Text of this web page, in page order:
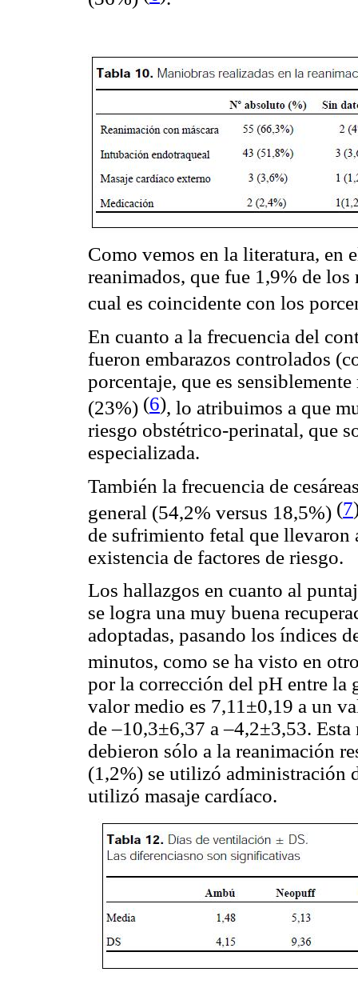
Como vemos en la literatura, en
reanimados, que fue 1,9% de
cual es coincidente con los
En cuanto a la frecuencia del
fueron embarazos controlados
porcentaje, que es
(23%) (6), lo atribuimos a que
riesgo obstétrico-perinatal, que
especializada.
También la frecuencia de
general (54,2% versus 18,5%) (7
de sufrimiento fetal que llevaron
existencia de factores de riesgo.
Los hallazgos en cuanto al
se logra una muy buena
adoptadas, pasando los índices
minutos, como se ha visto en
por la corrección del pH entre la
valor medio es 7,11±0,19 a un
de –10,3±6,37 a –4,2±3,53.
debieron sólo a la reanimación
(1,2%) se utilizó administración
utilizó masaje cardíaco.